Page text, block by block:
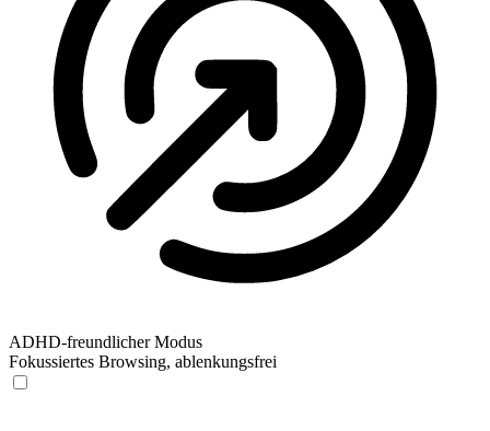
ADHD-freundlicher Modus
Fokussiertes Browsing, ablenkungsfrei